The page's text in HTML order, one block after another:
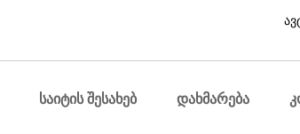
საიტის შესახებ დახმარება